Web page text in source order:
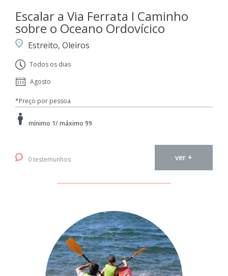
Escalar a Via Ferrata I Caminho
sobre o Oceano Ordovícico
Estreito, Oleiros
Todos os dias
Agosto
*Preço por pessoa
mínimo 1/ máximo 99
0 testemunhos ver +